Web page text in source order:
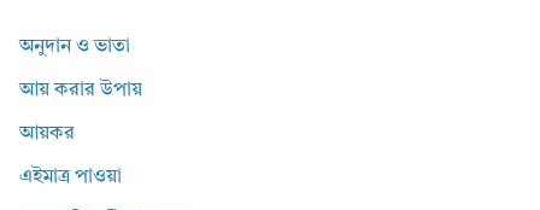
অনুদান ও ভাতা
আয় করার উপায়
আয়কর
এইমাত্র পাওয়া